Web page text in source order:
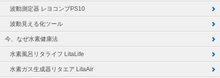
波動測定器 レヨコンプPS10
波動見える化ツール
今、なぜ水素健康法
水素風呂リタライフ LitaLife
水素ガス生成器リタエア LitaAir